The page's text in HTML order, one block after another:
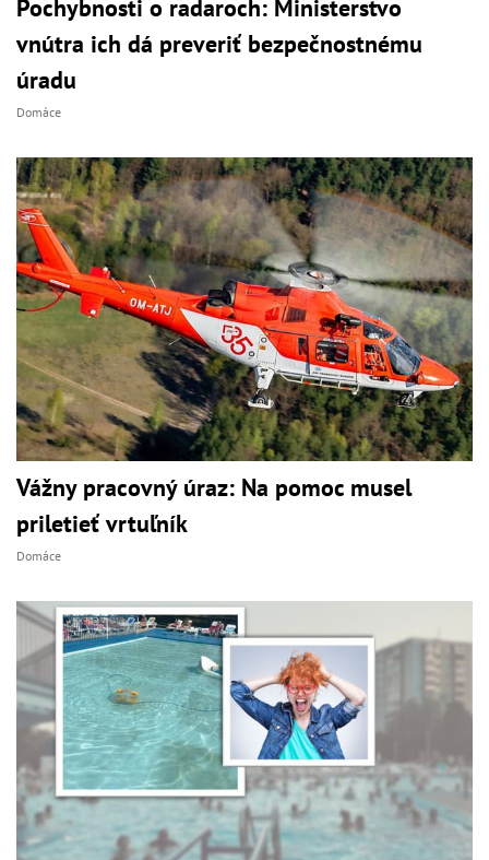
Pochybnosti o radaroch: Ministerstvo
vnútra ich dá preveriť bezpečnostnému
úradu
Domáce
Vážny pracovný úraz: Na pomoc musel
priletieť vrtuľník
Domáce